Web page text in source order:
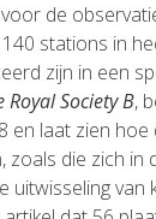
de
stations in
zijn in een
Society B,
en laat zien
die zich
uitwisseling